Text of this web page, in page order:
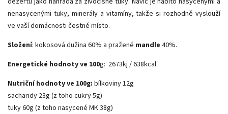
nenasycenými tuky, minerály a vitamíny, takže si rozhodně vyslouží
ve vaší domácnosti čestné místo.
Složení: kokosová dužina 60% a pražené mandle 40%.
Energetické hodnoty ve 100g: 2673kj / 638kcal
Nutriční hodnoty ve 100g: bílkoviny 12g
sacharidy 23g (z toho cukry 5g)
tuky 60g (z toho nasycené MK 38g)